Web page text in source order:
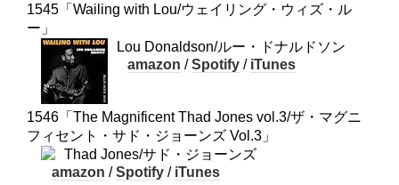
1545「Wailing with Lou/ウェイリング・ウィズ・ル
ー」
Lou Donaldson/ルー・ドナルドソン
amazon /Spotify / iTunes
1546「The Magnificent Thad Jones vol.3/ザ・マグニ
フィセント・サド・ジョーンズ Vol.3」
Thad Jones/サド・ジョーンズ
amazon /Spotify / iTunes